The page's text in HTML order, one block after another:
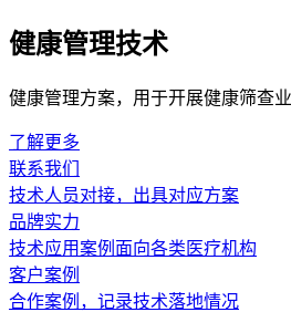
健康管理技术
健康管理方案，用于开展健康筛查
了解更多
联系我们
技术人员对接，出具对应方案
品牌实力
技术应用案例面向各类医疗机构
客户案例
合作案例，记录技术落地情况